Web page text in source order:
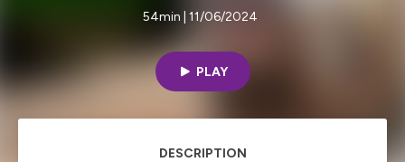
54min | 11/06/2024
PLAY
DESCRIPTION